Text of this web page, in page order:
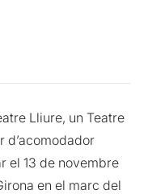
Lliure, un Teatre
d’acomodador
el 13 de novembre
en el marc del